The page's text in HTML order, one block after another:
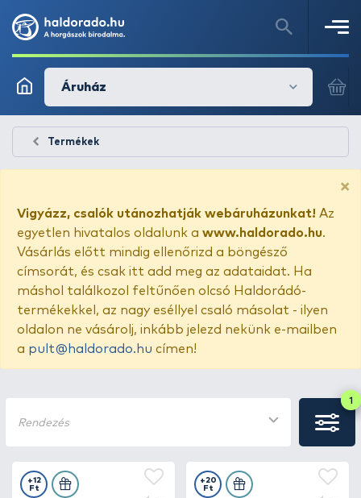
Áruház
Termékek
×
Vigyázz, csalók utánozhatják webáruházunkat! Az
egyetlen hivatalos oldalunk a www.haldorado.hu.
Vásárlás előtt mindig ellenőrizd a böngésző
címsorát, és csak itt add meg az adataidat. Ha
máshol találkozol feltűnően olcsó Haldorádó-
termékekkel, az nagy eséllyel csaló másolat - ilyen
oldalon ne vásárolj, inkább jelezd nekünk e-mailben
a pult@haldorado.hu címen!
Rendezés
1
+12
Ft
+20
Ft